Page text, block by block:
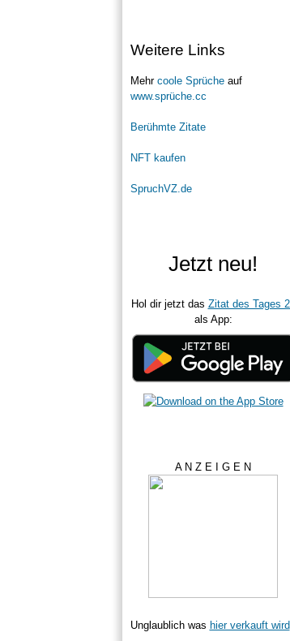
Weitere Links
Mehr coole Sprücheauf
www.sprüche.cc
Berühmte Zitate
NFT kaufen
SpruchVZ.de
Jetzt neu!
Hol dir jetzt das Zitat des Tages
als App:
A N Z E I G E N
Unglaublich was hier verkauft wird